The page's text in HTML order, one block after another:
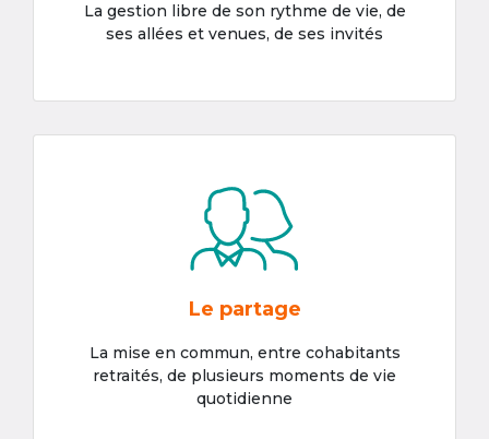
La gestion libre de son rythme de vie, de
ses allées et venues, de ses invités
Le partage
La mise en commun, entre cohabitants
retraités, de plusieurs moments de vie
quotidienne